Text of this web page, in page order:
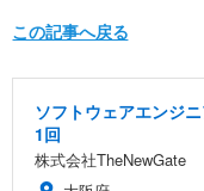
この記事へ戻る
ソフトウェアエンジ
1回
株式会社TheNewGate